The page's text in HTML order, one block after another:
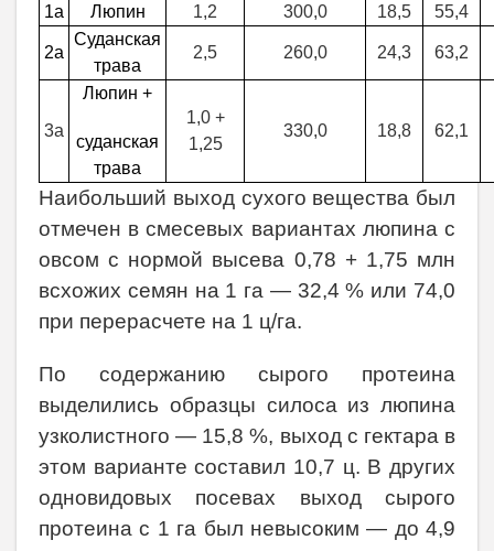
1а
Люпин 1,2 300,0 18,5 55,4
2а
Суданская
трава
2,5 260,0 24,3 63,2
3а
Люпин +
суданская
трава
1,0 +
1,25
330,0 18,8 62,1
Наибольший выход сухого вещества был
отмечен в смесевых вариантах люпина с
овсом с нормой высева 0,78 + 1,75 млн
всхожих семян на 1 га — 32,4 % или 74,0
при перерасчете на 1 ц/га.
По содержанию сырого протеина
выделились образцы силоса из люпина
узколистного — 15,8 %, выход с гектара в
этом варианте составил 10,7 ц. В других
одновидовых посевах выход сырого
протеина с 1 га был невысоким — до 4,9